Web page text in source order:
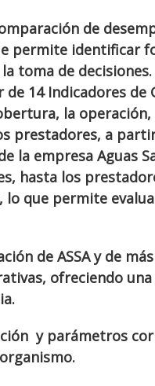
de
permite identificar
toma de decisiones.
14 Indicadores de
la
prestadores, a
empresa Aguas
hasta los
que permite
de ASSA y de
ofreciendo
y parámetros